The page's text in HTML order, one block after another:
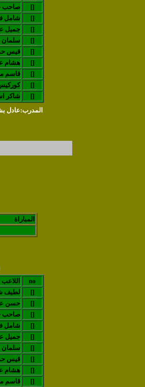
صاحب
[]
شامل
[]
جميل
[]
سلمان
[]
قيس
[]
هشام
[]
قاسم
[]
[]
شاكر
[]
المدرب:عادل
المباراة
اللاعب
no
لطيف
[]
حسن
[]
صاحب
[]
شامل
[]
جميل
[]
سلمان
[]
قيس
[]
هشام
[]
قاسم
[]